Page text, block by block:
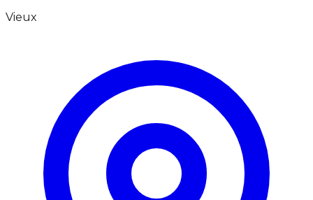
Vieux